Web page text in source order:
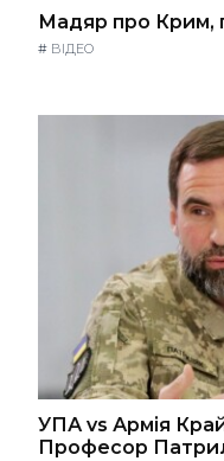
Мадяр про Крим,
# ВІДЕО
УПА vs Армія
Професор